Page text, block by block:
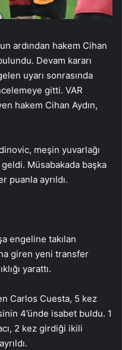
ardından hakem Cihan
Devam kararı
uyarı sonrasında
gitti. VAR
hakem Cihan Aydın,
meşin yuvarlağı
Müsabakada başka
puanla ayrıldı.
engeline takılan
giren yeni transfer
yarattı.
Carlos Cuesta, 5 kez
4’ünde isabet buldu. 1
2 kez girdiği ikili